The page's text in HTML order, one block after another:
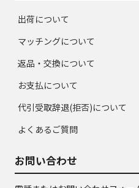
出荷について
マッチングについて
返品・交換について
お支払について
代引受取辞退(拒否)について
よくあるご質問
お問い合わせ